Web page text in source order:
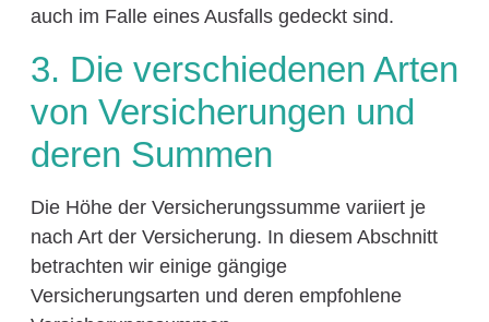
auch im Falle eines Ausfalls gedeckt sind.
3. Die verschiedenen Arten
von Versicherungen und
deren Summen
Die Höhe der Versicherungssumme variiert je
nach Art der Versicherung. In diesem Abschnitt
betrachten wir einige gängige
Versicherungsarten und deren empfohlene